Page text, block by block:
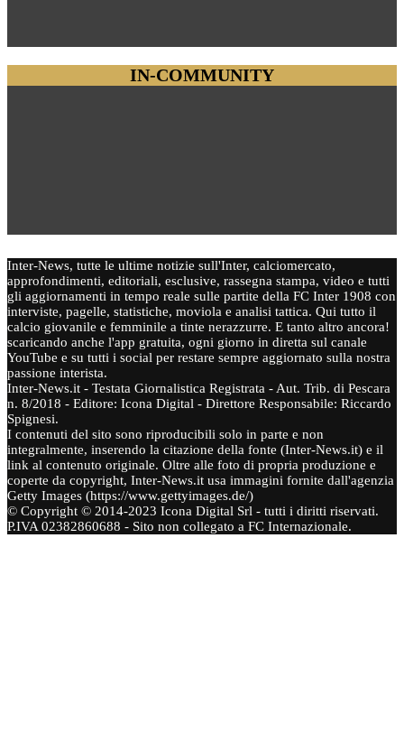
IN-COMMUNITY
Inter-News, tutte le ultime notizie sull'Inter, calciomercato,
approfondimenti, editoriali, esclusive, rassegna stampa, video e tutti
gli aggiornamenti in tempo reale sulle partite della FC Inter 1908 con
interviste, pagelle, statistiche, moviola e analisi tattica. Qui tutto il
calcio giovanile e femminile a tinte nerazzurre. E tanto altro ancora!
scaricando anche l'app gratuita, ogni giorno in diretta sul canale
YouTube e su tutti i social per restare sempre aggiornato sulla nostra
passione interista.
Inter-News.it - Testata Giornalistica Registrata - Aut. Trib. di Pescara
n. 8/2018 - Editore: Icona Digital - Direttore Responsabile: Riccardo
Spignesi.
I contenuti del sito sono riproducibili solo in parte e non
integralmente, inserendo la citazione della fonte (Inter-News.it) e il
link al contenuto originale. Oltre alle foto di propria produzione e
coperte da copyright, Inter-News.it usa immagini fornite dall'agenzia
Getty Images (https://www.gettyimages.de/)
© Copyright © 2014-2023 Icona Digital Srl - tutti i diritti riservati.
P.IVA 02382860688 - Sito non collegato a FC Internazionale.